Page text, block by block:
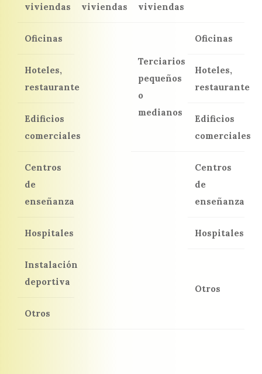
viviendas
viviendas
viviendas
Oficinas
Terciarios
pequeños
o
medianos
Oficinas
Hoteles,
restaurante
Hoteles,
restaurante
Edificios
comerciales
Edificios
comerciales
Centros
de
enseñanza
Centros
de
enseñanza
Hospitales Hospitales
Instalación
deportiva
Otros
Otros